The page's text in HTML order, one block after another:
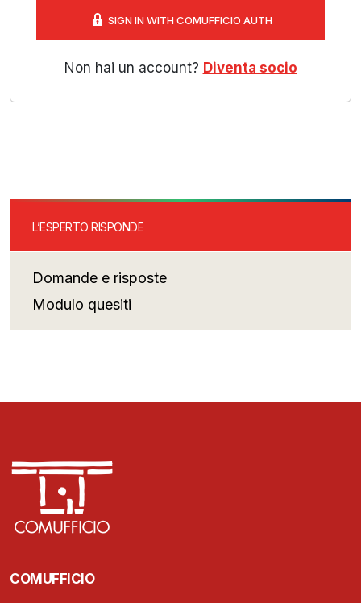
SIGN IN WITH COMUFFICIO AUTH
Non hai un account? Diventa socio
L’ESPERTO RISPONDE
Domande e risposte
Modulo quesiti
COMUFFICIO